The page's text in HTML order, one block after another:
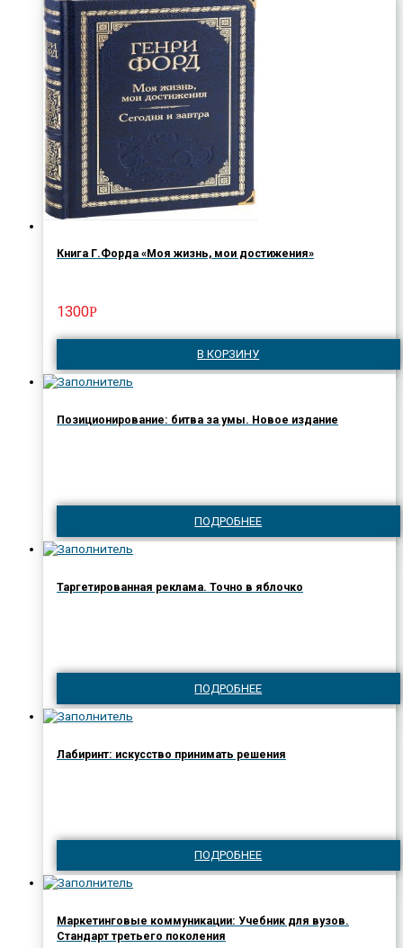
Книга Г.Форда «Моя жизнь, мои достижения»
1300Р
В КОРЗИНУ
Позиционирование: битва за умы. Новое издание
ПОДРОБНЕЕ
Таргетированная реклама. Точно в яблочко
ПОДРОБНЕЕ
Лабиринт: искусство принимать решения
ПОДРОБНЕЕ
Маркетинговые коммуникации: Учебник для вузов.
Стандарт третьего поколения